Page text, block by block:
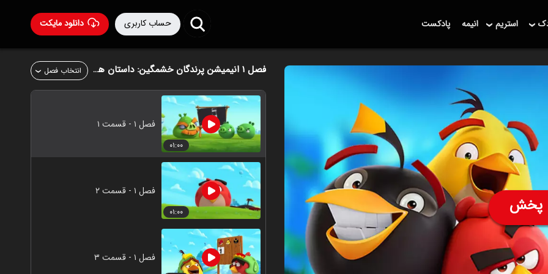
دانلود مایکت حساب کاربری استریم انیمه پادکست
پخش
فصل ۱ انیمیشن پرندگان خشمگین: داستان های تیرکمون سنگی انتخاب فصل
۰۱:۰۰
فصل ۱ - قسمت ۱
۰۱:۰۰
فصل ۱ - قسمت ۲
فصل ۱ - قسمت ۳